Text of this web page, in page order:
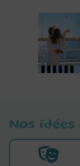
Nos idées